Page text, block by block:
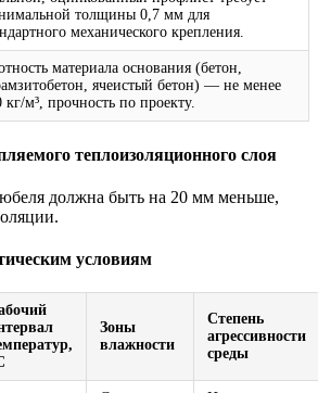
толщины 0,7 мм для
механического крепления.
материала основания (бетон,
ячеистый бетон) — не менее
кг/м³, прочность по проекту.
теплоизоляционного слоя
должна быть на 20 мм меньше,
условиям
Зоны
влажности
Степень
агрессивности
среды